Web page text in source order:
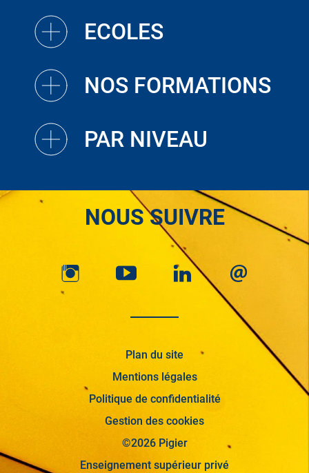
ECOLES
NOS FORMATIONS
PAR NIVEAU
NOUS SUIVRE
Plan du site
Mentions légales
Politique de confidentialité
Gestion des cookies
©2026 Pigier
Enseignement supérieur privé